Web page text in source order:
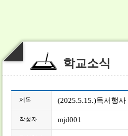
학교소식
제목 (2025.5.15.)독서행사
작성자 mjd001